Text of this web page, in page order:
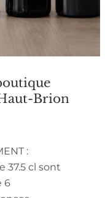
Brion
:
37.5 cl sont
6